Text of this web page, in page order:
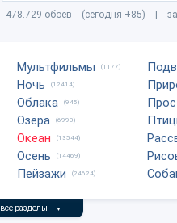
478.729 обоев (сегодня +85) | за
Мультфильмы (1177)
Ночь (12414)
Облака (945)
Озёра (6990)
Океан (13544)
Осень (14469)
Пейзажи (24624)
все разделы ▼